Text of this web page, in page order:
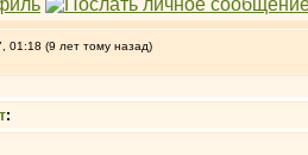
01:18 (9 лет тому назад)
: